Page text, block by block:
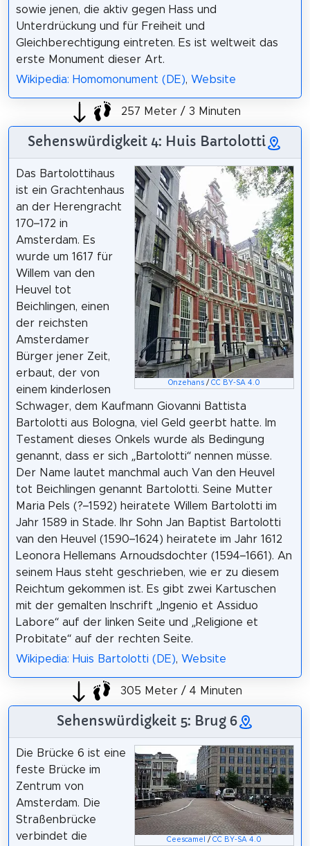
sowie jenen, die aktiv gegen Hass und
Unterdrückung und für Freiheit und
Gleichberechtigung eintreten. Es ist weltweit das
erste Monument dieser Art.
Wikipedia: Homomonument (DE), Website
257 Meter / 3 Minuten
Sehenswürdigkeit 4: Huis Bartolotti
Onzehans /CC BY-SA 4.0
Das Bartolottihaus
ist ein Grachtenhaus
an der Herengracht
170–172 in
Amsterdam. Es
wurde um 1617 für
Willem van den
Heuvel tot
Beichlingen, einen
der reichsten
Amsterdamer
Bürger jener Zeit,
erbaut, der von
einem kinderlosen
Schwager, dem Kaufmann Giovanni Battista
Bartolotti aus Bologna, viel Geld geerbt hatte. Im
Testament dieses Onkels wurde als Bedingung
genannt, dass er sich „Bartolotti“ nennen müsse.
Der Name lautet manchmal auch Van den Heuvel
tot Beichlingen genannt Bartolotti. Seine Mutter
Maria Pels (?–1592) heiratete Willem Bartolotti im
Jahr 1589 in Stade. Ihr Sohn Jan Baptist Bartolotti
van den Heuvel (1590–1624) heiratete im Jahr 1612
Leonora Hellemans Arnoudsdochter (1594–1661). An
seinem Haus steht geschrieben, wie er zu diesem
Reichtum gekommen ist. Es gibt zwei Kartuschen
mit der gemalten Inschrift „Ingenio et Assiduo
Labore“ auf der linken Seite und „Religione et
Probitate“ auf der rechten Seite.
Wikipedia: Huis Bartolotti (DE), Website
305 Meter / 4 Minuten
Sehenswürdigkeit 5: Brug 6
Ceescamel /CC BY-SA 4.0
Die Brücke 6 ist eine
feste Brücke im
Zentrum von
Amsterdam. Die
Straßenbrücke
verbindet die